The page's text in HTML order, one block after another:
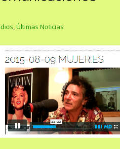
,Últimas Noticias